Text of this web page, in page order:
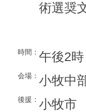
術選奨
時間： 午後2
会場： 小牧中
後援： 小牧市